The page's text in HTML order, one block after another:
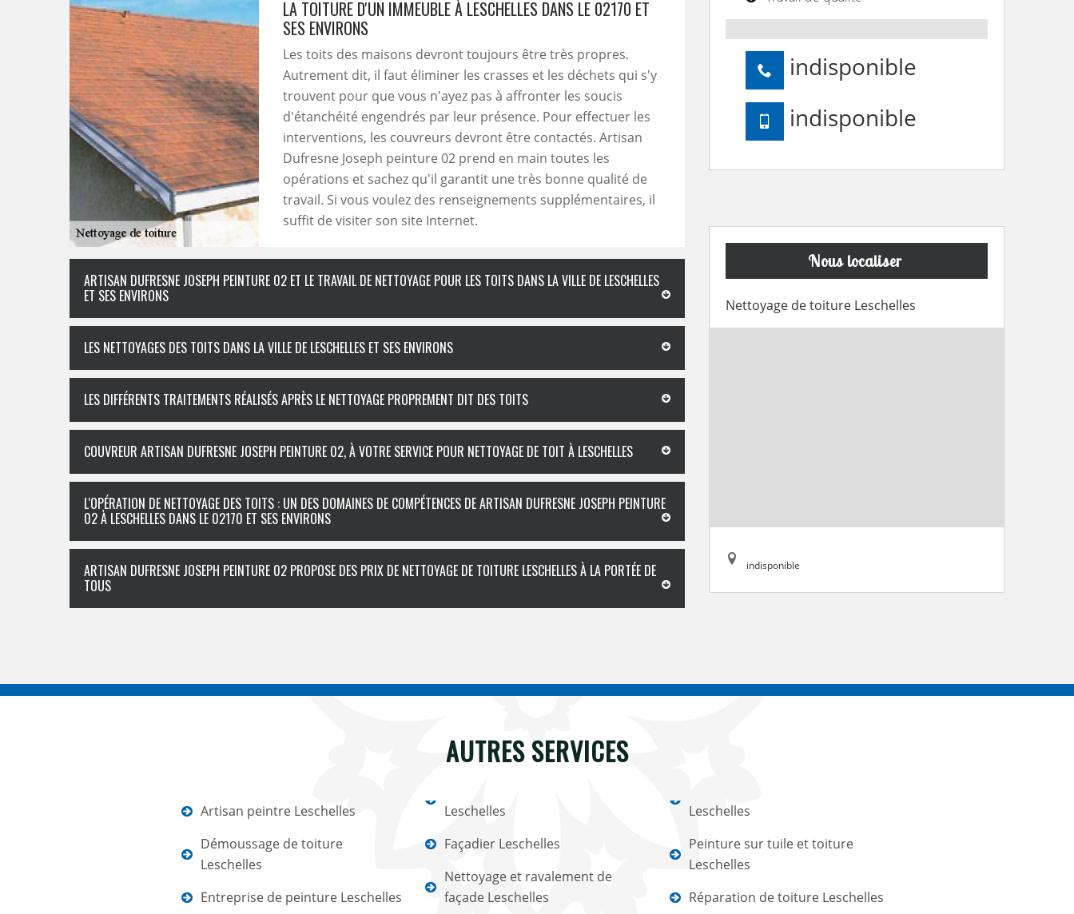
LA TOITURE D'UN IMMEUBLE À LESCHELLES DANS LE 02170 ET
SES ENVIRONS
Les toits des maisons devront toujours être très propres.
Autrement dit, il faut éliminer les crasses et les déchets qui s'y
trouvent pour que vous n'ayez pas à affronter les soucis
d'étanchéité engendrés par leur présence. Pour effectuer les
interventions, les couvreurs devront être contactés. Artisan
Dufresne Joseph peinture 02 prend en main toutes les
opérations et sachez qu'il garantit une très bonne qualité de
travail. Si vous voulez des renseignements supplémentaires, il
suffit de visiter son site Internet.
ARTISAN DUFRESNE JOSEPH PEINTURE 02 ET LE TRAVAIL DE NETTOYAGE POUR LES TOITS DANS LA VILLE DE LESCHELLES
ET SES ENVIRONS
LES NETTOYAGES DES TOITS DANS LA VILLE DE LESCHELLES ET SES ENVIRONS
LES DIFFÉRENTS TRAITEMENTS RÉALISÉS APRÈS LE NETTOYAGE PROPREMENT DIT DES TOITS
COUVREUR ARTISAN DUFRESNE JOSEPH PEINTURE 02, À VOTRE SERVICE POUR NETTOYAGE DE TOIT À LESCHELLES
L'OPÉRATION DE NETTOYAGE DES TOITS : UN DES DOMAINES DE COMPÉTENCES DE ARTISAN DUFRESNE JOSEPH PEINTURE
02 À LESCHELLES DANS LE 02170 ET SES ENVIRONS
ARTISAN DUFRESNE JOSEPH PEINTURE 02 PROPOSE DES PRIX DE NETTOYAGE DE TOITURE LESCHELLES À LA PORTÉE DE
TOUS
indisponible
indisponible
Nous localiser
Nettoyage de toiture Leschelles
indisponible
AUTRES SERVICES
Artisan peintre Leschelles
Démoussage de toiture
Leschelles
Entreprise de peinture Leschelles
Leschelles
Façadier Leschelles
Nettoyage et ravalement de
façade Leschelles
Leschelles
Peinture sur tuile et toiture
Leschelles
Réparation de toiture Leschelles